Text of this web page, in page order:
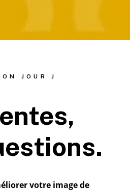
JOUR J
votre image de